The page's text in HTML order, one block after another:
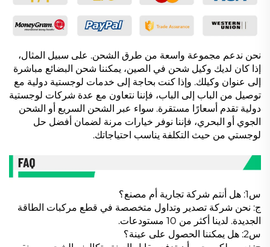
نحن ندعم مجموعة واسعة من طرق الشحن. على سبيل المثال،
إذا كان لديك وكيل شحن في الصين، يمكننا شحن البضائع مباشرة
إلى عنوان وكيلك. وإذا كنت بحاجة إلى خدمات لوجستية دولية مع
توصيل من الباب إلى الباب، فإننا نتعاون مع عدة شركات لوجستية
دولية تقدم أسعارًا مستقرة. سواء عبر الشحن السريع أو الشحن
الجوي أو البحري، فإننا نوفر خيارات مرنة لضمان أفضل حل
لوجستي من حيث التكلفة يناسب احتياجاتك.
س1: هل أنتم شركة تجارية أم مصنع؟
ج: نحن شركة تصدير وتداول متخصصة في قطع مركبات الطاقة
الجديدة. لدينا أكثر من 10 مستودعات.
س2: هل يمكننا الحصول على عينة؟